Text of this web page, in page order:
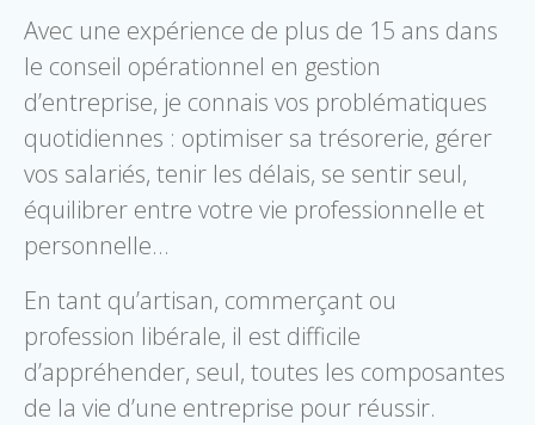
Avec une expérience de plus de 15 ans dans
le conseil opérationnel en gestion
d’entreprise, je connais vos problématiques
quotidiennes : optimiser sa trésorerie, gérer
vos salariés, tenir les délais, se sentir seul,
équilibrer entre votre vie professionnelle et
personnelle…
En tant qu’artisan, commerçant ou
profession libérale, il est difficile
d’appréhender, seul, toutes les composantes
de la vie d’une entreprise pour réussir.